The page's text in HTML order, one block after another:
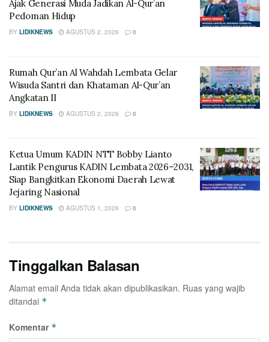
Ajak Generasi Muda Jadikan Al-Qur’an
Pedoman Hidup
BY LIDIKNEWS AGUSTUS 2, 2026 0
Rumah Qur’an Al Wahdah Lembata Gelar
Wisuda Santri dan Khataman Al-Qur’an
Angkatan II
BY LIDIKNEWS AGUSTUS 2, 2026 0
Ketua Umum KADIN NTT Bobby Lianto
Lantik Pengurus KADIN Lembata 2026–2031,
Siap Bangkitkan Ekonomi Daerah Lewat
Jejaring Nasional
BY LIDIKNEWS AGUSTUS 1, 2026 0
Tinggalkan Balasan
Alamat email Anda tidak akan dipublikasikan. Ruas yang wajib
ditandai *
Komentar *